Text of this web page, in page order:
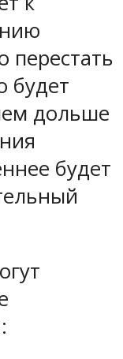
перестать
будет
дольше
будет